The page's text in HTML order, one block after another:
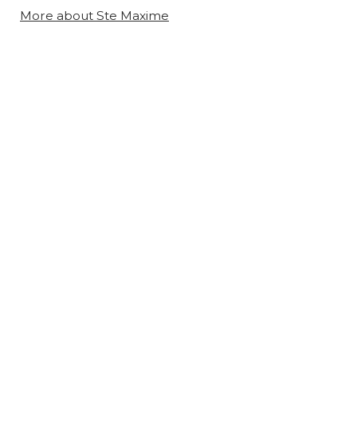
More about Ste Maxime